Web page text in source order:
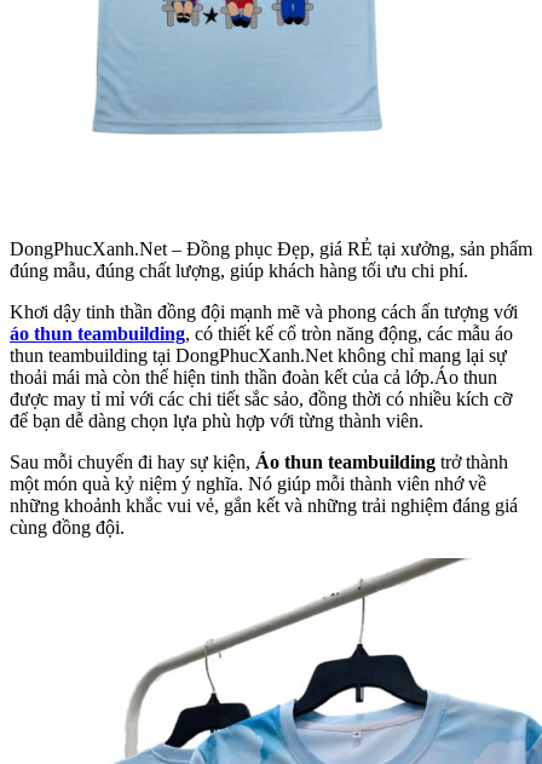
DongPhucXanh.Net – Đồng phục Đẹp, giá RẺ tại xưởng, sản phẩm
đúng mẫu, đúng chất lượng, giúp khách hàng tối ưu chi phí.
Khơi dậy tinh thần đồng đội mạnh mẽ và phong cách ấn tượng với
áo thun teambuilding, có thiết kế cổ tròn năng động, các mẫu áo
thun teambuilding tại DongPhucXanh.Net không chỉ mang lại sự
thoải mái mà còn thể hiện tinh thần đoàn kết của cả lớp.Áo thun
được may tỉ mỉ với các chi tiết sắc sảo, đồng thời có nhiều kích cỡ
để bạn dễ dàng chọn lựa phù hợp với từng thành viên.
Sau mỗi chuyến đi hay sự kiện, Áo thun teambuilding trở thành
một món quà kỷ niệm ý nghĩa. Nó giúp mỗi thành viên nhớ về
những khoảnh khắc vui vẻ, gắn kết và những trải nghiệm đáng giá
cùng đồng đội.